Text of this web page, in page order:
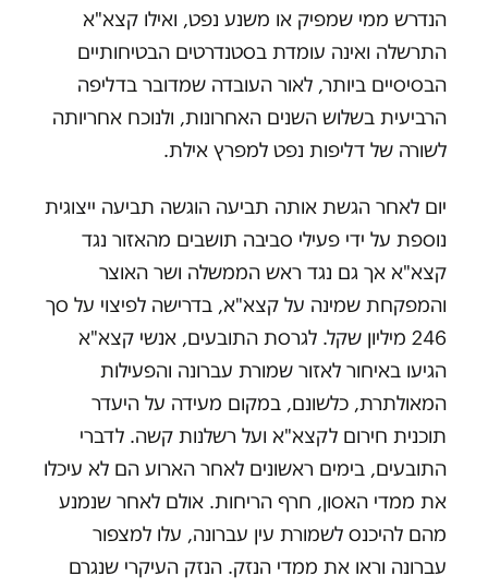
הנדרש ממי שמפיק או משנע נפט, ואילו קצא"א
התרשלה ואינה עומדת בסטנדרטים הבטיחותיים
הבסיסיים ביותר, לאור העובדה שמדובר בדליפה
הרביעית בשלוש השנים האחרונות, ולנוכח אחריותה
לשורה של דליפות נפט למפרץ אילת.
יום לאחר הגשת אותה תביעה הוגשה תביעה ייצוגית
נוספת על ידי פעילי סביבה תושבים מהאזור נגד
קצא"א אך גם נגד ראש הממשלה ושר האוצר
והמפקחת שמינה על קצא"א, בדרישה לפיצוי על סך
246 מיליון שקל. לגרסת התובעים, אנשי קצא"א
הגיעו באיחור לאזור שמורת עברונה והפעילות
המאולתרת, כלשונם, במקום מעידה על היעדר
תוכנית חירום לקצא"א ועל רשלנות קשה. לדברי
התובעים, בימים ראשונים לאחר הארוע הם לא עיכלו
את ממדי האסון, חרף הריחות. אולם לאחר שנמנע
מהם להיכנס לשמורת עין עברונה, עלו למצפור
עברונה וראו את ממדי הנזק. הנזק העיקרי שנגרם